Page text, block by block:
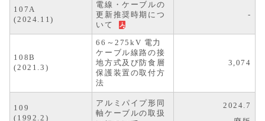
107A
(2024.11)
電線・ケーブルの
更新推奨時期につ
いて
-
108B
(2021.3)
66～275kV 電力
ケーブル線路の接
地方式及び防食層
保護装置の取付方
法
3,074
109
(1992.2)
アルミパイプ形同
軸ケーブルの取扱
2024.7